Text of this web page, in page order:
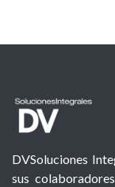
DVSoluciones
sus